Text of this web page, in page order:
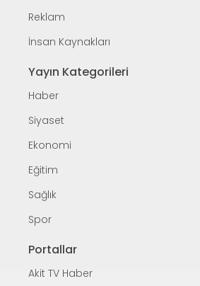
Reklam
İnsan Kaynakları
Yayın Kategorileri
Haber
Siyaset
Ekonomi
Eğitim
Sağlık
Spor
Portallar
Akit TV Haber